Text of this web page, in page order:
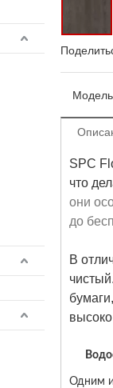
SPC
что
они
до
В
Одним